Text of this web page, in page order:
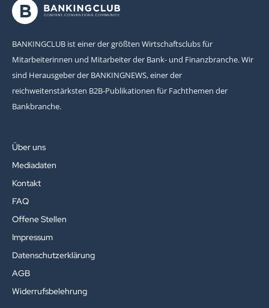
BANKINGCLUB ist einer der größten Wirtschaftsclubs für
Mitarbeiterinnen und Mitarbeiter der Bank- und Finanzbranche. Wir
sind Herausgeber der BANKINGNEWS, einer der
reichweitenstärksten B2B-Publikationen für Fachthemen der
Bankbranche.
Über uns
Mediadaten
Kontakt
FAQ
Offene Stellen
Impressum
Datenschutzerklärung
AGB
Widerrufsbelehrung